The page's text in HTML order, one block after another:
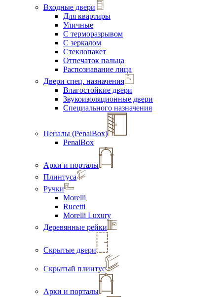
Входные двери
Для квартиры
Уличные
С терморазрывом
С зеркалом
Стеклопакет
Отпечаток пальца
Распознавание лица
Двери спец. назначения
Влагостойкие двери
Звукоизоляционные двери
Специального назначения
Пеналы (PenalBox)
PenalBox
Арки и порталы
Плинтуса
Ручки
Morelli
Rucetti
Morelli Luxury
Деревянные рейки
Скрытые двери
Скрытый плинтус
Арки и порталы